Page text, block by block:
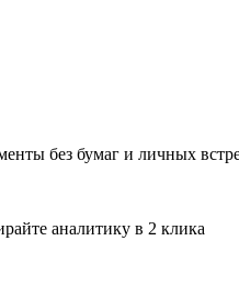
без бумаг и личных
аналитику в 2 клика